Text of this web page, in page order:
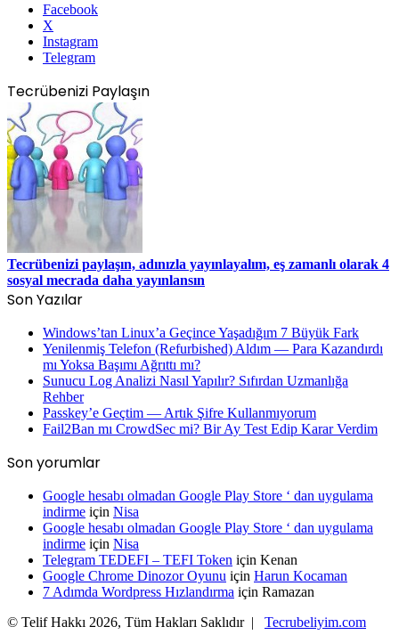
Facebook
X
Instagram
Telegram
Tecrübenizi Paylaşın
Tecrübenizi paylaşın, adınızla yayınlayalım, eş zamanlı olarak 4
sosyal mecrada daha yayınlansın
Son Yazılar
Windows’tan Linux’a Geçince Yaşadığım 7 Büyük Fark
Yenilenmiş Telefon (Refurbished) Aldım — Para Kazandırdı
mı Yoksa Başımı Ağrıttı mı?
Sunucu Log Analizi Nasıl Yapılır? Sıfırdan Uzmanlığa
Rehber
Passkey’e Geçtim — Artık Şifre Kullanmıyorum
Fail2Ban mı CrowdSec mi? Bir Ay Test Edip Karar Verdim
Son yorumlar
Google hesabı olmadan Google Play Store ‘ dan uygulama
indirme için Nisa
Google hesabı olmadan Google Play Store ‘ dan uygulama
indirme için Nisa
Telegram TEDEFI – TEFI Token için Kenan
Google Chrome Dinozor Oyunu için Harun Kocaman
7 Adımda Wordpress Hızlandırma için Ramazan
© Telif Hakkı 2026, Tüm Hakları Saklıdır | Tecrubeliyim.com